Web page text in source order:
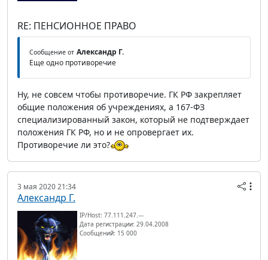
RE: ПЕНСИОННОЕ ПРАВО
Сообщение от Александр Г.
Еще одно противоречие
Ну, не совсем чтобы противоречие. ГК РФ закрепляет
общие положения об учреждениях, а 167-ФЗ
специализированный закон, который не подтверждает
положения ГК РФ, но и не опровергает их.
Противоречие ли это?
3 мая 2020 21:34
Александр Г.
IP/Host: 77.111.247.---
Дата регистрации: 29.04.2008
Сообщений: 15 000